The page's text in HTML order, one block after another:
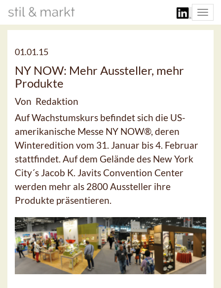
01.01.15
NY NOW: Mehr Aussteller, mehr
Produkte
Von Redaktion
Auf Wachstumskurs befindet sich die US-
amerikanische Messe NY NOW®, deren
Winteredition vom 31. Januar bis 4. Februar
stattfindet. Auf dem Gelände des New York
City´s Jacob K. Javits Convention Center
werden mehr als 2800 Aussteller ihre
Produkte präsentieren.